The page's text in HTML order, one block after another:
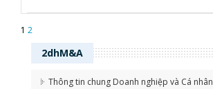
1 2
2dhM&A
Thông tin chung Doanh nghiệp và Cá nhân